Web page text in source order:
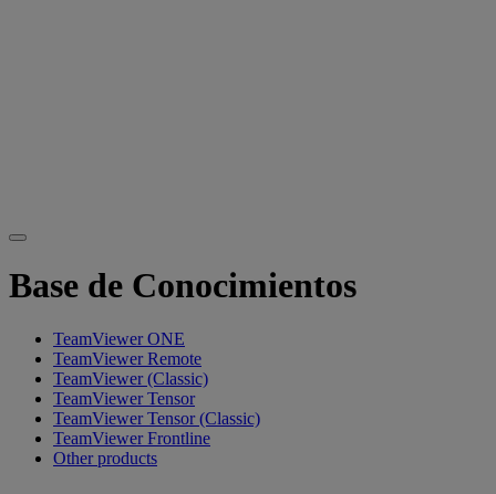
Base de Conocimientos
TeamViewer ONE
TeamViewer Remote
TeamViewer (Classic)
TeamViewer Tensor
TeamViewer Tensor (Classic)
TeamViewer Frontline
Other products